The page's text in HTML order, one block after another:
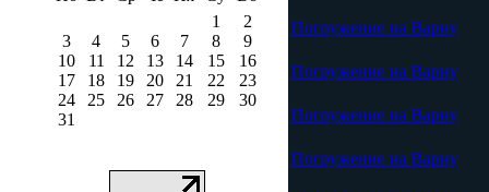
1
2
3
4 5 6 7 8
9
10
11 12 13 14 15
16
17
18 19 20 21 22
23
24
25 26 27 28 29
30
31
Погружение на Варну
Погружение на Варну
Погружение на Варну
Погружение на Варну